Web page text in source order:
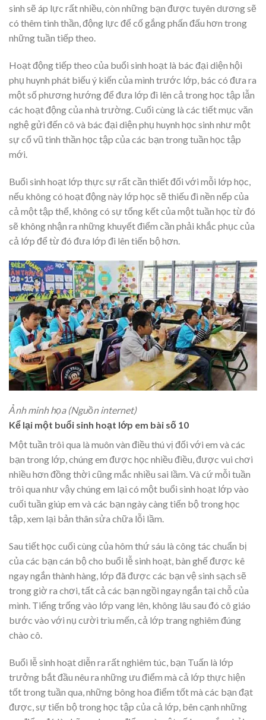
sinh sẽ áp lực rất nhiều, còn những bạn được tuyên dương sẽ
có thêm tinh thần, động lực để cố gắng phấn đấu hơn trong
những tuần tiếp theo.
Hoạt động tiếp theo của buổi sinh hoạt là bác đại diện hội
phụ huynh phát biếu ý kiến của mình trước lớp, bác có đưa ra
một số phương hướng để đưa lớp đi lên cả trong học tập lẫn
các hoạt động của nhà trường. Cuối cùng là các tiết mục văn
nghệ gửi đến cô và bác đại diện phụ huynh học sinh như một
sự cổ vũ tinh thần học tập của các bạn trong tuần học tập
mới.
Buổi sinh hoạt lớp thực sự rất cần thiết đối với mỗi lớp học,
nếu không có hoạt động này lớp học sẽ thiếu đi nền nếp của
cả một tập thể, không có sự tổng kết của một tuần học từ đó
sẽ không nhận ra những khuyết điểm cần phải khắc phục của
cả lớp để từ đó đưa lớp đi lên tiến bộ hơn.
Ảnh minh họa (Nguồn internet)
Kể lại một buổi sinh hoạt lớp em bài số 10
Một tuần trôi qua là muôn vàn điều thú vị đối với em và các
bạn trong lớp, chúng em được học nhiều điều, được vui chơi
nhiều hơn đồng thời cũng mắc nhiều sai lầm. Và cứ mỗi tuần
trôi qua như vậy chúng em lại có một buổi sinh hoạt lớp vào
cuối tuần giúp em và các bạn ngày càng tiến bộ trong học
tập, xem lại bản thân sửa chữa lỗi lầm.
Sau tiết học cuối cùng của hôm thứ sáu là công tác chuẩn bị
của các bạn cán bộ cho buổi lễ sinh hoạt, bàn ghế được kê
ngay ngắn thành hàng, lớp đã được các bạn vệ sinh sạch sẽ
trong giờ ra chơi, tất cả các bạn ngồi ngay ngắn tại chỗ của
mình. Tiếng trống vào lớp vang lên, không lâu sau đó cô giáo
bước vào với nụ cười trìu mến, cả lớp trang nghiêm đúng
chào cô.
Buổi lễ sinh hoạt diễn ra rất nghiêm túc, bạn Tuấn là lớp
trưởng bắt đầu nêu ra những ưu điểm mà cả lớp thực hiện
tốt trong tuần qua, những bông hoa điểm tốt mà các bạn đạt
được, sự tiến bộ trong học tập của cả lớp, bên cạnh những